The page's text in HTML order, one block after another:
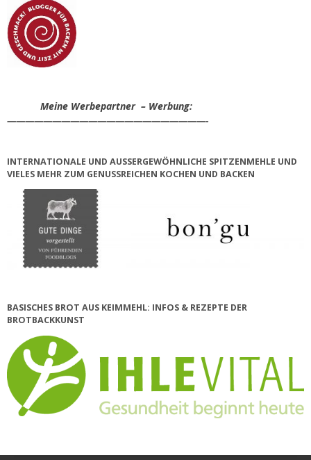
Meine Werbepartner – Werbung:
——————————————————————-
INTERNATIONALE UND AUSSERGEWÖHNLICHE SPITZENMEHLE UND V
IELES MEHR ZUM GENUSSREICHEN KOCHEN UND BACKEN
BASISCHES BROT AUS KEIMMEHL: INFOS & REZEPTE DER
BROTBACKKUNST